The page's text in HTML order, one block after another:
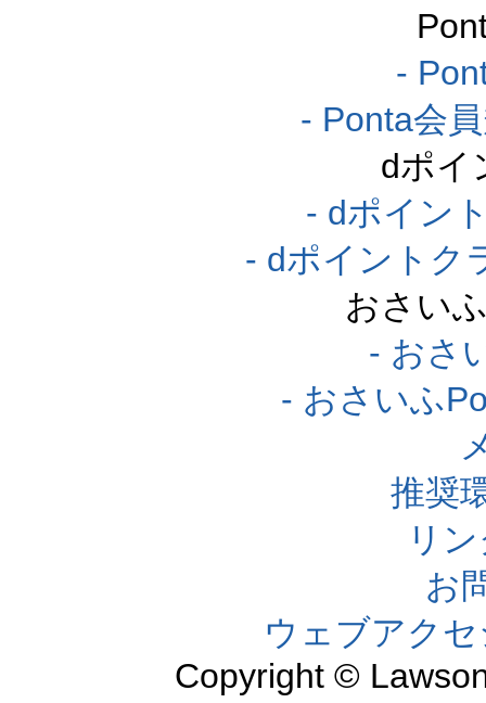
-
- Ponta会
dポイ
- dポイン
- dポイントク
おさい
- おさ
- おさいふ
推奨
リ
お
ウェブアク
Copyright ©